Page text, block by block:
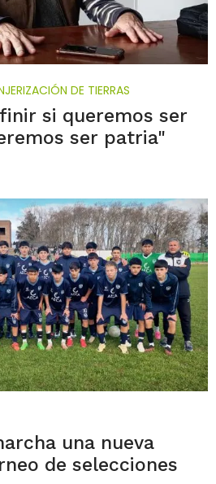
DE TIERRAS
si queremos ser
ser patria"
una nueva
de selecciones